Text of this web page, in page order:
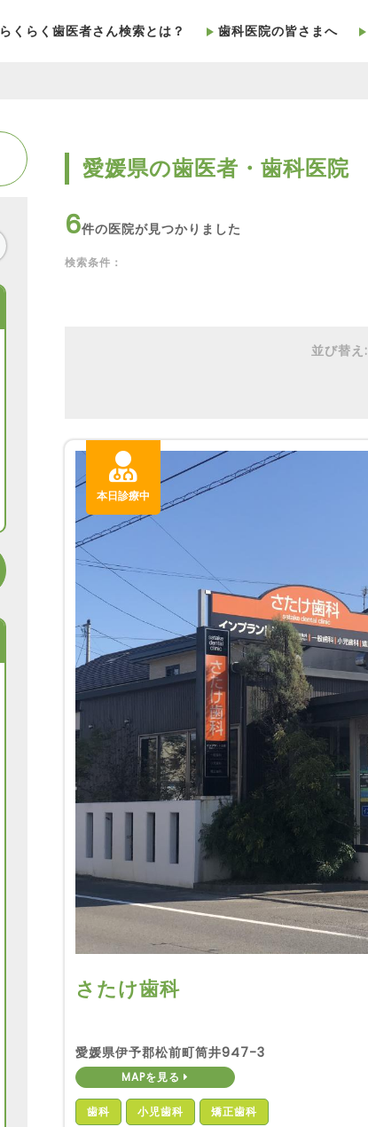
らくらく歯医者さん検索とは？ 歯科医院の皆さまへ
愛媛県の歯医者・歯科医院
6件の医院が見つかりました
検索条件：
並び替え:
本日診療中
さたけ歯科
愛媛県伊予郡松前町筒井947-3
MAPを見る
歯科 小児歯科 矯正歯科